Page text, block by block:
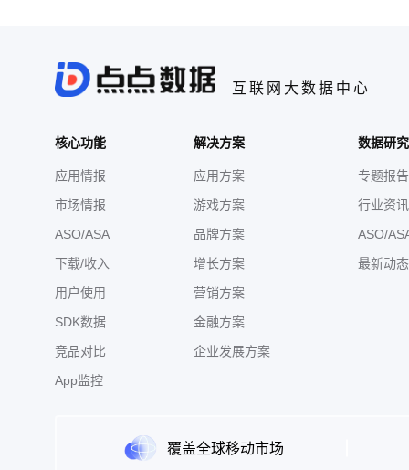
互联网大数据中心
核心功能
应用情报
市场情报
ASO/ASA
下载/收入
用户使用
SDK数据
竞品对比
App监控
解决方案
应用方案
游戏方案
品牌方案
增长方案
营销方案
金融方案
企业发展方案
数据研
专题报告
行业资讯
ASO/
最新动态
覆盖全球移动市场